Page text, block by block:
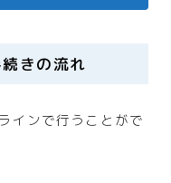
きの流れ
インで行うことがで